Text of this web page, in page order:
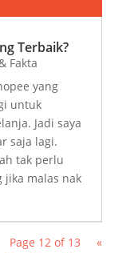
Terbaik?
Fakta
yang
untuk
Jadi saya
saja lagi.
tak perlu
jika malas nak
Page 12 of 13
«